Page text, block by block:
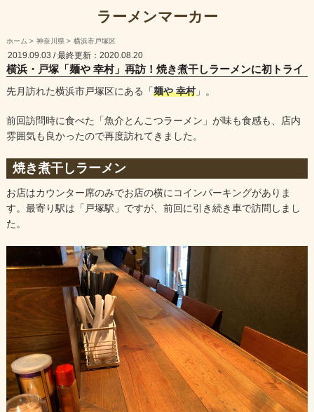
ラーメンマーカー
ホーム 神奈川県 横浜市戸塚区
2019.09.03 / 最終更新：2020.08.20
横浜・戸塚「麺や 幸村」再訪！焼き煮干しラーメンに初トライ
先月訪れた横浜市戸塚区にある「 麺や 幸村」。
前回訪問時に食べた「魚介とんこつラーメン」が味も食感も、店内
雰囲気も良かったので再度訪れてきました。
焼き煮干しラーメン
お店はカウンター席のみでお店の横にコインパーキングがありま
す。最寄り駅は「戸塚駅」ですが、前回に引き続き車で訪問しまし
た。